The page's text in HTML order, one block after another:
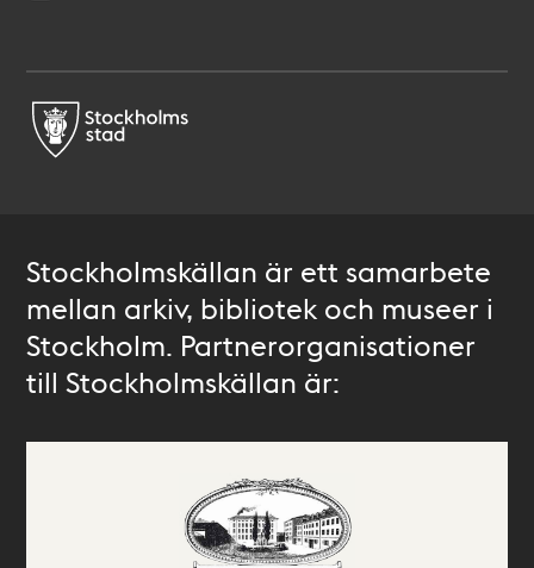
Stockholmskällan är ett samarbete
mellan arkiv, bibliotek och museer i
Stockholm. Partnerorganisationer
till Stockholmskällan är: